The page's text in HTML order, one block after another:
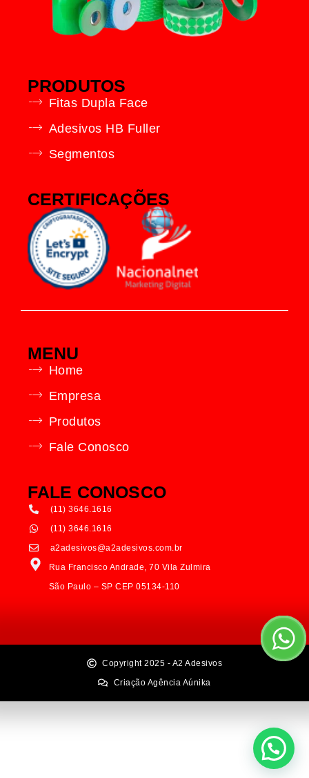
PRODUTOS
Fitas Dupla Face
Adesivos HB Fuller
Segmentos
CERTIFICAÇÕES
MENU
Home
Empresa
Produtos
Fale Conosco
FALE CONOSCO
(11) 3646.1616
(11) 3646.1616
a2adesivos@a2adesivos.com.br
Rua Francisco Andrade, 70 Vila Zulmira
São Paulo – SP CEP 05134-110
Copyright 2025 - A2 Adesivos
Criação Agência Aúnika